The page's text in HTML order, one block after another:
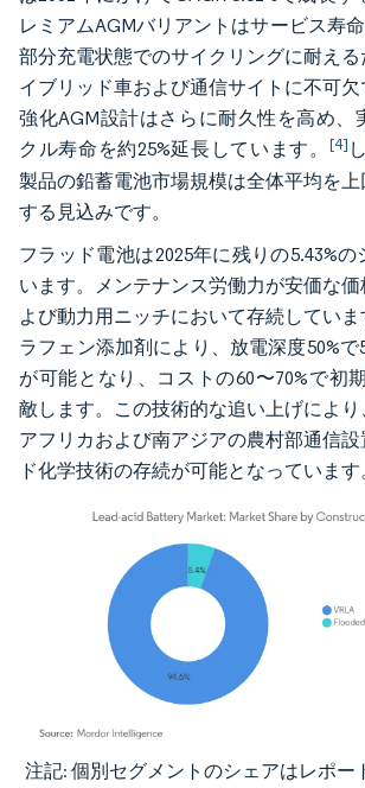
レミアムAGMバリアントはサービス寿命
部分充電状態でのサイクリングに耐え
イブリッド車および通信サイトに不可
強化AGM設計はさらに耐久性を高め、
クル寿命を約25%延長しています。 [4]
製品の鉛蓄電池市場規模は全体平均を
する見込みです。
フラッド電池は2025年に残りの5.43%
います。メンテナンス労働力が安価な
よび動力用ニッチにおいて存続してい
ラフェン添加剤により、放電深度50%で
が可能となり、コストの60〜70%で初
敵します。この技術的な追い上げによ
アフリカおよび南アジアの農村部通信
ド化学技術の存続が可能となっています
画像 © Mordor Intelligence。再利用にはCC BY 4.0の
注記: 個別セグメントのシェアはレポー